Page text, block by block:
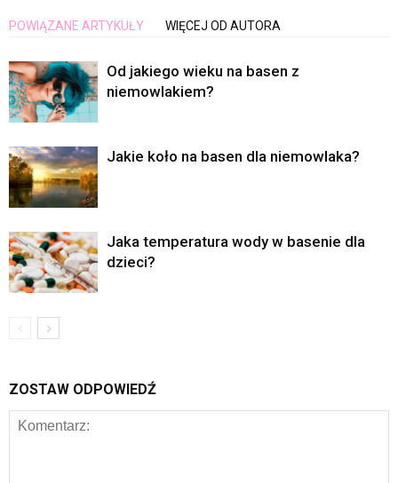
POWIĄZANE ARTYKUŁY WIĘCEJ OD AUTORA
Od jakiego wieku na basen z
niemowlakiem?
Jakie koło na basen dla niemowlaka?
Jaka temperatura wody w basenie dla
dzieci?
ZOSTAW ODPOWIEDŹ